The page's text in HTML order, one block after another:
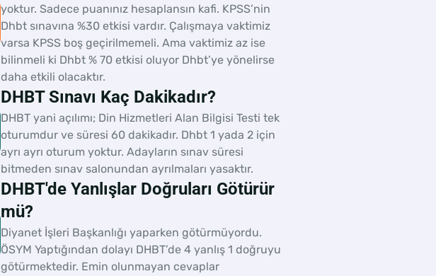
yoktur. Sadece puanınız hesaplansın kafi. KPSS’nin
Dhbt sınavına %30 etkisi vardır. Çalışmaya vaktimiz
varsa KPSS boş geçirilmemeli. Ama vaktimiz az ise
bilinmeli ki Dhbt % 70 etkisi oluyor Dhbt’ye yönelirse
daha etkili olacaktır.
DHBT Sınavı Kaç Dakikadır?
DHBT yani açılımı; Din Hizmetleri Alan Bilgisi Testi tek
oturumdur ve süresi 60 dakikadır. Dhbt 1 yada 2 için
ayrı ayrı oturum yoktur. Adayların sınav süresi
bitmeden sınav salonundan ayrılmaları yasaktır.
DHBT'de Yanlışlar Doğruları Götürür
mü?
Diyanet İşleri Başkanlığı yaparken götürmüyordu.
ÖSYM Yaptığından dolayı DHBT’de 4 yanlış 1 doğruyu
götürmektedir. Emin olunmayan cevaplar